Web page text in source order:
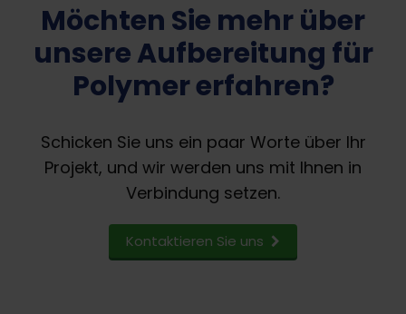
Möchten Sie mehr über
unsere Aufbereitung für
Polymer erfahren?
Schicken Sie uns ein paar Worte über Ihr
Projekt, und wir werden uns mit Ihnen in
Verbindung setzen.
Kontaktieren Sie uns